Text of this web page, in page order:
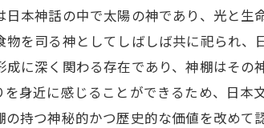
本神話の中で太陽の神であり、光と生
を司る神としてしばしば共に祀られ、
に深く関わる存在であり、神棚はそ
身近に感じることができるため、日本
持つ神秘的かつ歴史的な価値を改めて